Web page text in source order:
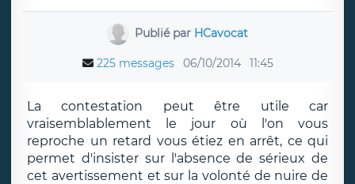
Publié par HCavocat
225 messages 06/10/2014 11:45
La contestation peut être utile car
vraisemblablement le jour où l'on vous
reproche un retard vous étiez en arrêt, ce qui
permet d'insister sur l'absence de sérieux de
cet avertissement et sur la volonté de nuire de